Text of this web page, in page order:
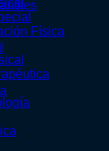
Física